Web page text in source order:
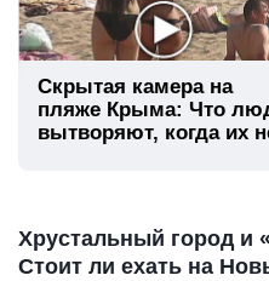
Скрытая камера на
пляже Крыма: Что
вытворяют, когда их
Хрустальный город и
Стоит ли ехать на